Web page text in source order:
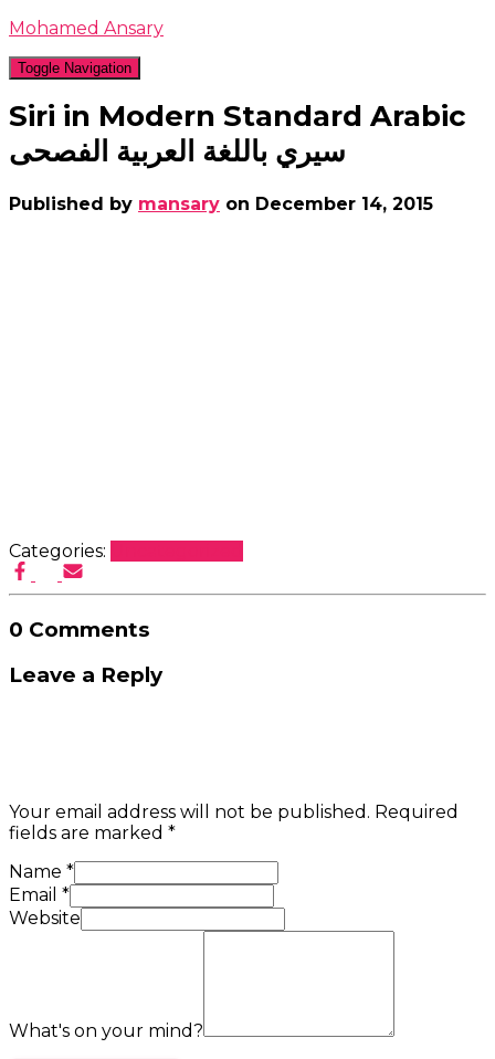
Mohamed Ansary
Toggle Navigation
Siri in Modern Standard Arabic
سيري باللغة العربية الفصحى
Published by mansary on December 14, 2015
Categories:
0 Comments
Leave a Reply
Your email address will not be published. Required
fields are marked *
Name *
Email *
Website
What's on your mind?